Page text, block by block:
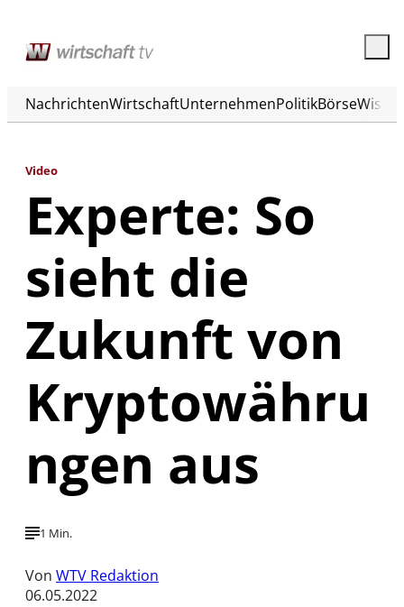
NachrichtenWirtschaftUnternehmenPolitikBörse
Video
Experte: So
sieht die
Zukunft von
Kryptowähru
ngen aus
1 Min.
Von WTV Redaktion
06.05.2022